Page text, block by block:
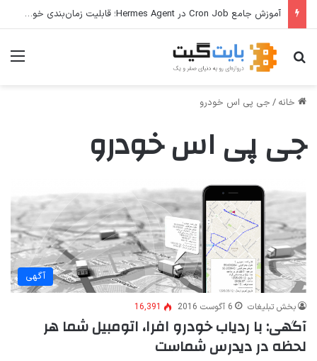
آموزش جامع Cron Job در Hermes Agent؛ قابلیت زمان‌بندی خودکار وظایف
جستجو برای
خانه / جی پی اس خودرو
جی پی اس خودرو
آگهی
بخش تبلیغات 6 آگوست 2016 16,391
آگهی: با ردیاب خودرو افرا، اتومبیل شما هر
لحظه در دیدرس شماست